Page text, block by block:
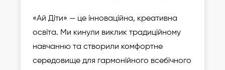
«Ай Діти» — це інноваційна, креативна
освіта. Ми кинули виклик традиційному
навчанню та створили комфортне
середовище для гар­мо­ній­но­го всебічного